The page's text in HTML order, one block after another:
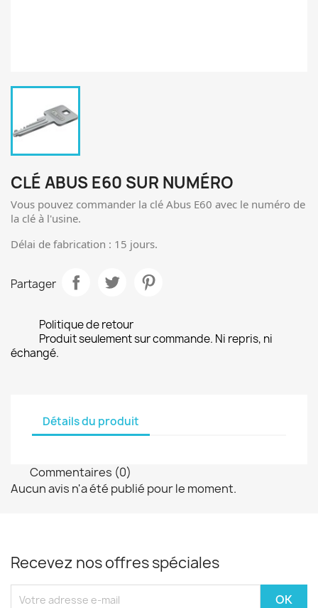
CLÉ ABUS E60 SUR NUMÉRO
Vous pouvez commander la clé Abus E60 avec le numéro de
la clé à l'usine.
Délai de fabrication : 15 jours.
Partager
Politique de retour
Produit seulement sur commande. Ni repris, ni
échangé.
Détails du produit
Commentaires (0)
Aucun avis n'a été publié pour le moment.
Recevez nos offres spéciales